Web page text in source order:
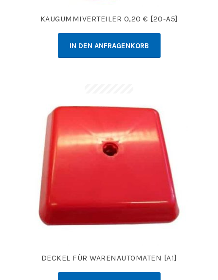
KAUGUMMIVERTEILER 0,20 € [20-A5]
IN DEN ANFRAGENKORB
DECKEL FÜR WARENAUTOMATEN [A1]